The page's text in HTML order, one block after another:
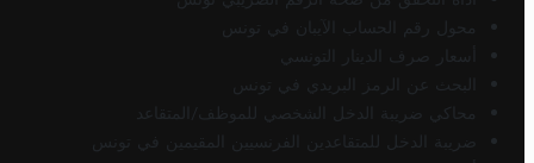
محول رقم الحساب الآيبان في تونس
أسعار صرف الدينار التونسي
البحث عن الرمز البريدي في تونس
محاكي ضريبة الدخل الشخصي للموظف/المتقاعد
ضريبة الدخل للمتقاعدين الفرنسيين المقيمين في تونس